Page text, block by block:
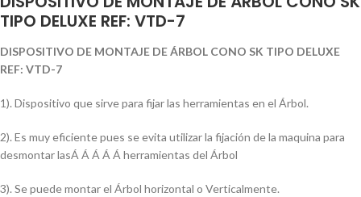
TIPO DELUXE REF: VTD-7
DISPOSITIVO DE MONTAJE DE ÁRBOL CONO SK TIPO DELUXE
REF: VTD-7
1). Dispositivo que sirve para fijar las herramientas en el Árbol.
2). Es muy eficiente pues se evita utilizar la fijación de la maquina para
desmontar lasÁ Á Á Á Á herramientas del Árbol
3). Se puede montar el Árbol horizontal o Verticalmente.